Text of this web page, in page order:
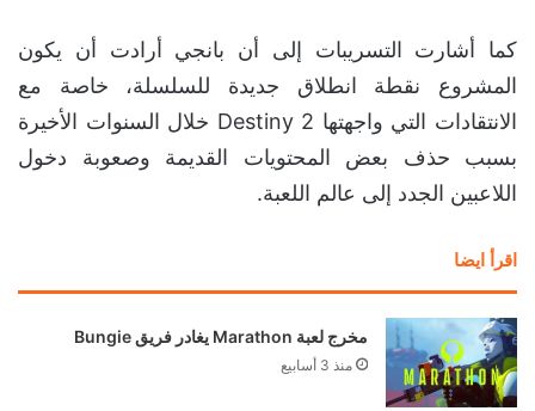
كما أشارت التسريبات إلى أن بانجي أرادت أن يكون
المشروع نقطة انطلاق جديدة للسلسلة، خاصة مع
الانتقادات التي واجهتها Destiny 2 خلال السنوات الأخيرة
بسبب حذف بعض المحتويات القديمة وصعوبة دخول
اللاعبين الجدد إلى عالم اللعبة.
اقرأ ايضا
مخرج لعبة Marathon يغادر فريق Bungie
منذ 3 أسابيع